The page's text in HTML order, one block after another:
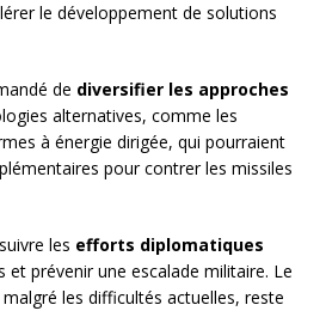
le développement de solutions
de diversifier les approches
alternatives, comme les
à énergie dirigée, qui pourraient
pour contrer les missiles
les efforts diplomatiques
et prévenir une escalade militaire. Le
les difficultés actuelles, reste